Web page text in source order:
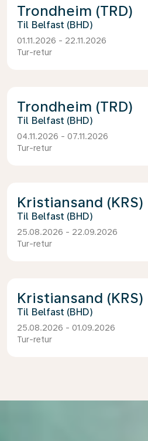
Trondheim (TRD)
Belfast (BHD)
01.11.2026 - 22.11.2026
Tur-retur
Trondheim (TRD)
Belfast (BHD)
04.11.2026 - 07.11.2026
Tur-retur
Kristiansand (KRS)
Belfast (BHD)
25.08.2026 - 22.09.2026
Tur-retur
Kristiansand (KRS)
Belfast (BHD)
25.08.2026 - 01.09.2026
Tur-retur